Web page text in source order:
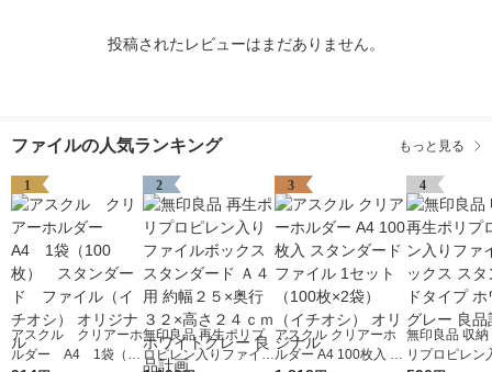
投稿されたレビューはまだありません。
ファイルの人気ランキング もっと見る
1
アスクル クリアーホ
ルダー A4 1袋（10
2
無印良品 再生ポリプ
ロピレン入りファイル
3
アスクル クリアーホ
ルダー A4 100枚入 ス
4
無印良品 収納
リプロピレン